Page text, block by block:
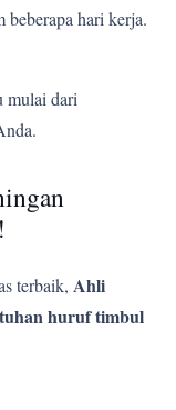
beberapa hari kerja.
mulai dari
terbaik, Ahli
huruf timbul